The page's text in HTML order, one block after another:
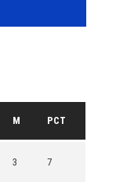
M PCT
3 7